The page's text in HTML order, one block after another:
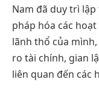
Nam đã duy trì
pháp hóa các
lãnh thổ của
ro tài chính, gian
liên quan đến các